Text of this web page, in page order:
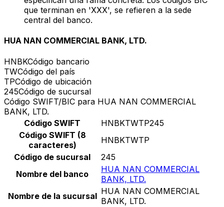
que terminan en 'XXX', se refieren a la sede
central del banco.
HUA NAN COMMERCIAL BANK, LTD.
HNBKCódigo bancario
TWCódigo del país
TPCódigo de ubicación
245Código de sucursal
Código SWIFT/BIC para HUA NAN COMMERCIAL
BANK, LTD.
Código SWIFT
HNBKTWTP245
Código SWIFT (8
caracteres)
HNBKTWTP
Código de sucursal
245
Nombre del banco
HUA NAN COMMERCIAL
BANK, LTD.
Nombre de la sucursal HUA NAN COMMERCIAL
BANK, LTD.